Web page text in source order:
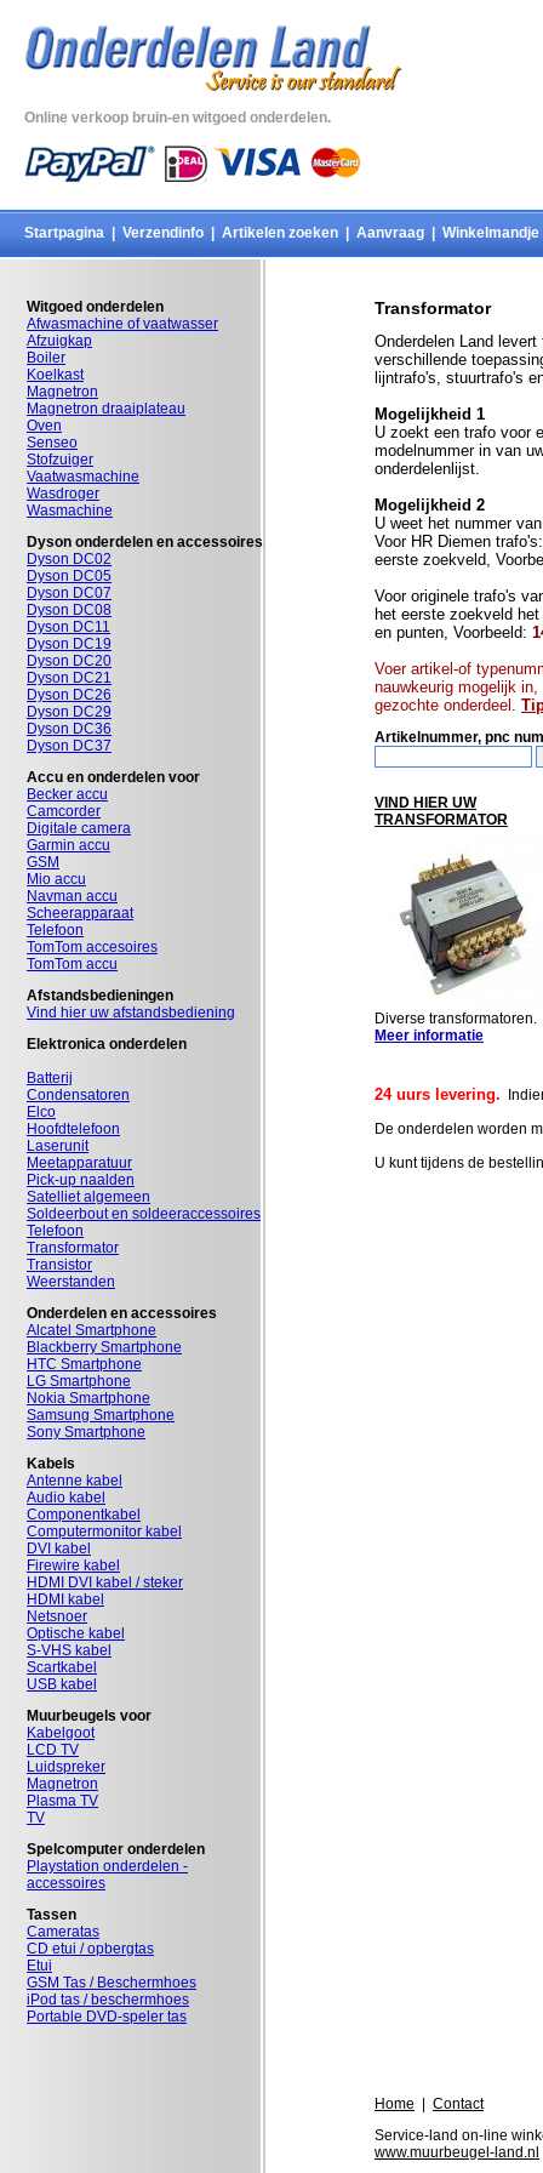
Online verkoop bruin-en witgoed onderdelen.
Startpagina Verzendinfo Artikelen zoeken Aanvraag Winkelmandje
Witgoed onderdelen
Afwasmachine of vaatwasser
Afzuigkap
Boiler
Koelkast
Magnetron
Magnetron draaiplateau
Oven
Senseo
Stofzuiger
Vaatwasmachine
Wasdroger
Wasmachine
Dyson onderdelen en accessoires
Dyson DC02
Dyson DC05
Dyson DC07
Dyson DC08
Dyson DC11
Dyson DC19
Dyson DC20
Dyson DC21
Dyson DC26
Dyson DC29
Dyson DC36
Dyson DC37
Accu en onderdelen voor
Becker accu
Camcorder
Digitale camera
Garmin accu
GSM
Mio accu
Navman accu
Scheerapparaat
Telefoon
TomTom accesoires
TomTom accu
Afstandsbedieningen
Vind hier uw afstandsbediening
Elektronica onderdelen
Batterij
Condensatoren
Elco
Hoofdtelefoon
Laserunit
Meetapparatuur
Pick-up naalden
Satelliet algemeen
Soldeerbout en soldeeraccessoires
Telefoon
Transformator
Transistor
Weerstanden
Onderdelen en accessoires
Alcatel Smartphone
Blackberry Smartphone
HTC Smartphone
LG Smartphone
Nokia Smartphone
Samsung Smartphone
Sony Smartphone
Kabels
Antenne kabel
Audio kabel
Componentkabel
Computermonitor kabel
DVI kabel
Firewire kabel
HDMI DVI kabel / steker
HDMI kabel
Netsnoer
Optische kabel
S-VHS kabel
Scartkabel
USB kabel
Muurbeugels voor
Kabelgoot
LCD TV
Luidspreker
Magnetron
Plasma TV
TV
Spelcomputer onderdelen
Playstation onderdelen -
accessoires
Tassen
Cameratas
CD etui / opbergtas
Etui
GSM Tas / Beschermhoes
iPod tas / beschermhoes
Portable DVD-speler tas
Transformator
Onderdelen Land
verschillende
lijntrafo's, stuurtrafo's
Mogelijkheid 1
U zoekt een trafo voor
modelnummer in van
onderdelenlijst.
Mogelijkheid 2
U weet het nummer
Voor HR Diemen
eerste zoekveld,
Voor originele trafo's
het eerste zoekveld
en punten, Voorbeeld:
Voer artikel-of
nauwkeurig mogelijk
gezochte onderdeel.
Artikelnummer, pnc
VIND HIER UW
TRANSFORMATOR
Diverse transformatoren.
Meer informatie
24 uurs levering.
De onderdelen worden
U kunt tijdens de
Home
Contact
Service-land on-line
www.muurbeugel-land.nl